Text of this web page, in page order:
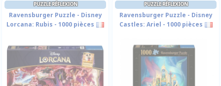
PUZZLE RÉFLEXION
Ravensburger Puzzle - Disney
Lorcana: Rubis - 1000 pièces
PUZZLE RÉFLEXION
Ravensburger Puzzle - Disney
Castles: Ariel - 1000 pièces